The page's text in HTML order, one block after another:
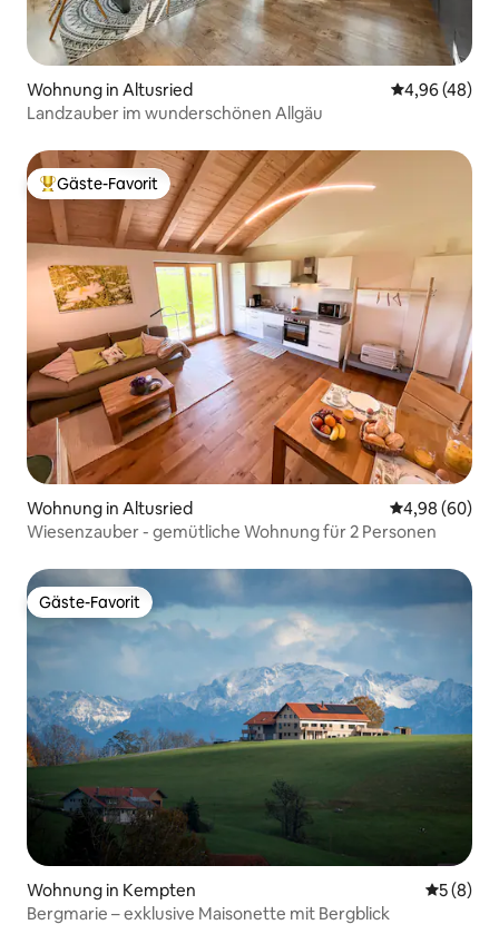
Wohnung in Altusried
4,96 (48)
Landzauber im wunderschönen Allgäu
Beliebter Gäste-Favorit.
Gäste-Favorit
Wohnung in Altusried
4,98 (60)
Wiesenzauber - gemütliche Wohnung für 2 Personen
Gäste-Favorit
Gäste-Favorit
Wohnung in Kempten
5 (8)
Bergmarie – exklusive Maisonette mit Bergblick